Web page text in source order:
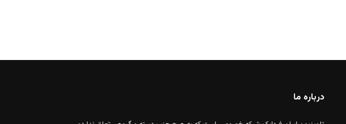
درباره ما